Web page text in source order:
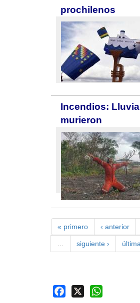
prochilenos
Incendios:
murieron
« primero ‹ anterior
siguiente ›
Facebook